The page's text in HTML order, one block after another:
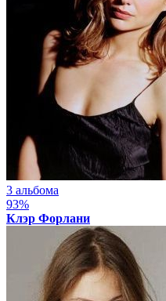
3 альбома
93%
Клэр Форлани